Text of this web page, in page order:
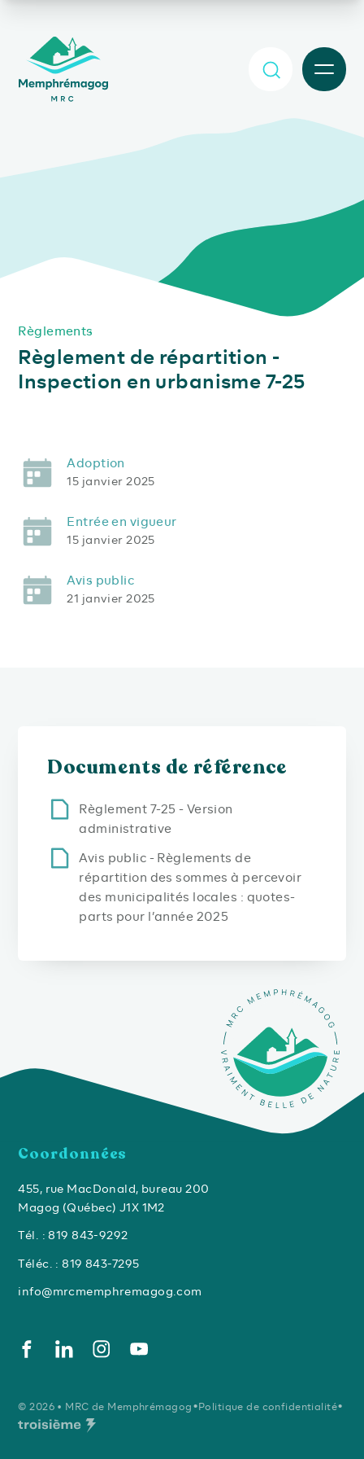
MENU
Règlements
Règlement de répartition -
Inspection en urbanisme 7-25
Adoption
15 janvier 2025
Entrée en vigueur
15 janvier 2025
Avis public
21 janvier 2025
Documents de référence
Règlement 7-25 - Version
administrative
Avis public - Règlements de
répartition des sommes à percevoir
des municipalités locales : quotes-
parts pour l’année 2025
Coordonnées
455, rue MacDonald, bureau 200
Magog (Québec) J1X 1M2
Tél. : 819 843-9292
Téléc. : 819 843-7295
info@mrcmemphremagog.com
© 2026 • MRC de Memphrémagog •Politique de confidentialité•